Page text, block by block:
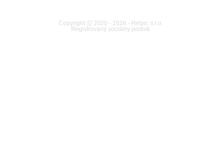
Copyright Ⓒ 2020 - 2026 - Helpo. s.r.o.
Registrovaný sociálny podnik